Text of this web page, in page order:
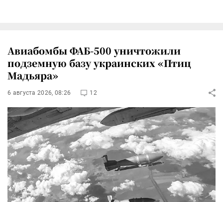
Авиабомбы ФАБ-500 уничтожили
подземную базу украинских «Птиц
Мадьяра»
6 августа 2026, 08:26 12